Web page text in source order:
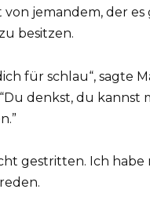
von jemandem, der es
besitzen.
für schlau“, sagte
denkst, du kannst
gestritten. Ich